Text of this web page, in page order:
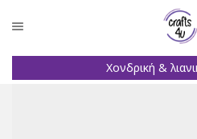
Χονδρική &